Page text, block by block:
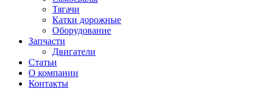
Тягачи
Катки дорожные
Оборудование
Запчасти
Двигатели
Статьи
О компании
Контакты